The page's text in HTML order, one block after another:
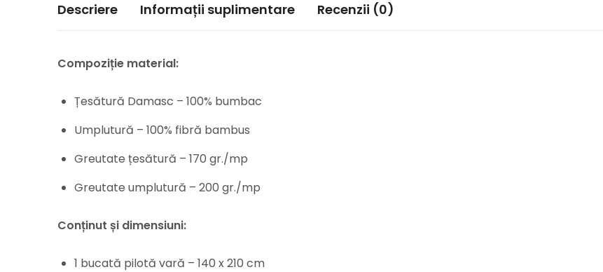
Descriere Informații suplimentare Recenzii (0)
Compoziție material:
Țesătură Damasc – 100% bumbac
Umplutură – 100% fibră bambus
Greutate țesătură – 170 gr./mp
Greutate umplutură – 200 gr./mp
Conținut și dimensiuni:
1 bucată pilotă vară – 140 x 210 cm